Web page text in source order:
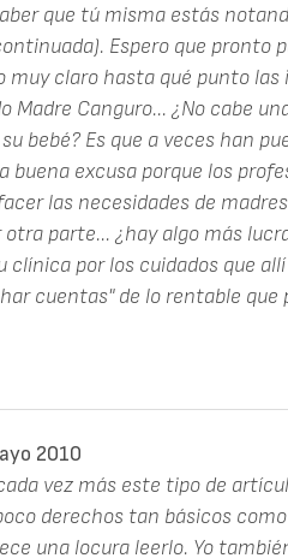
que tú misma estás
Espero que pronto
muy claro hasta qué punto
Madre Canguro... ¿No cabe
bebé? Es que a veces han
buena excusa porque los
las necesidades de
otra parte... ¿hay algo más
clínica por los cuidados que
cuentas" de lo rentable que
2010
vez más este tipo de
derechos tan básicos
una locura leerlo. Yo